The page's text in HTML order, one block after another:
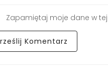
Zapamiętaj moje dane w